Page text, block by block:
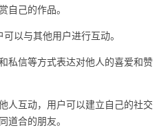
自己的作品。
与其他用户进行互动。
信等方式表达对他人的喜爱和赞
互动，用户可以建立自己的社交
道合的朋友。